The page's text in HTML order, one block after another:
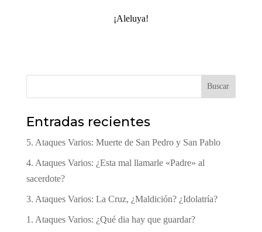
¡Aleluya!
Buscar
Entradas recientes
5. Ataques Varios: Muerte de San Pedro y San Pablo
4. Ataques Varios: ¿Esta mal llamarle «Padre» al
sacerdote?
3. Ataques Varios: La Cruz, ¿Maldición? ¿Idolatría?
1. Ataques Varios: ¿Qué dia hay que guardar?